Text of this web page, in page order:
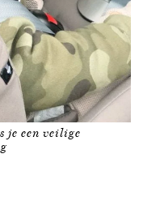
je een veilige